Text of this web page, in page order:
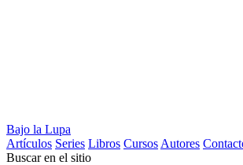
Bajo la Lupa
Artículos Series Libros Cursos Autores
Buscar en el sitio